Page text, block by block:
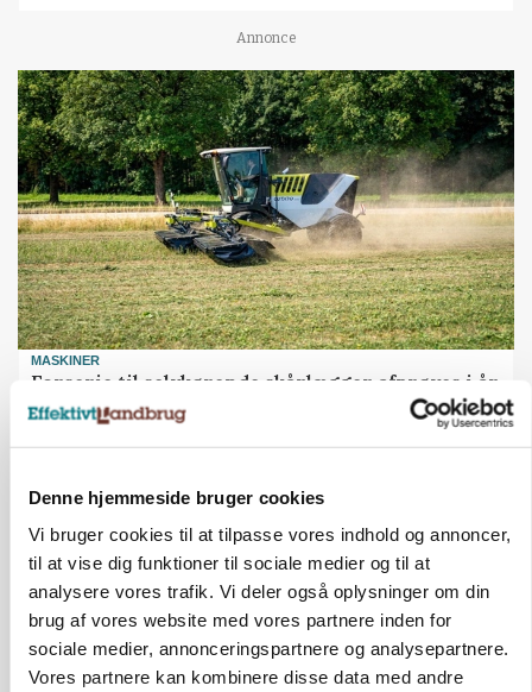
Denne hjemmeside bruger cookies
Vi bruger cookies til at tilpasse vores indhold og annoncer,
til at vise dig funktioner til sociale medier og til at
analysere vores trafik. Vi deler også oplysninger om din
brug af vores website med vores partnere inden for
sociale medier, annonceringspartnere og analysepartnere.
Vores partnere kan kombinere disse data med andre
Annonce
MASKINER
Forserie til selvkørende skårlægger afprøves i år
Markvandring sætter fokus på elefantgræs
Annonce
Loading...